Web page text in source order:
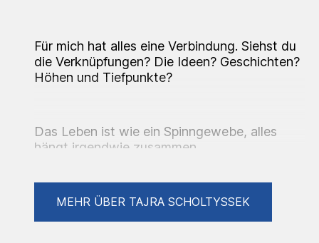
Für mich hat alles eine Verbindung. Siehst du
die Verknüpfungen? Die Ideen? Geschichten?
Höhen und Tiefpunkte?
Das Leben ist wie ein Spinngewebe, alles
hängt irgendwie zusammen.
Für mich ist das Leben selbst ein Kunstakt.
MEHR ÜBER TAJRA SCHOLTYSSEK